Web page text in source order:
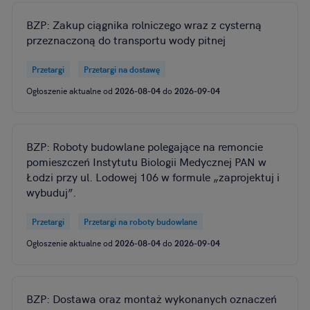
BZP: Zakup ciągnika rolniczego wraz z cysterną
przeznaczoną do transportu wody pitnej
Przetargi
Przetargi na dostawę
Ogłoszenie aktualne od 2026-08-04do 2026-09-04
BZP: Roboty budowlane polegające na remoncie
pomieszczeń Instytutu Biologii Medycznej PAN w
Łodzi przy ul. Lodowej 106 w formule „zaprojektuj i
wybuduj”.
Przetargi
Przetargi na roboty budowlane
Ogłoszenie aktualne od 2026-08-04do 2026-09-04
BZP: Dostawa oraz montaż wykonanych oznaczeń